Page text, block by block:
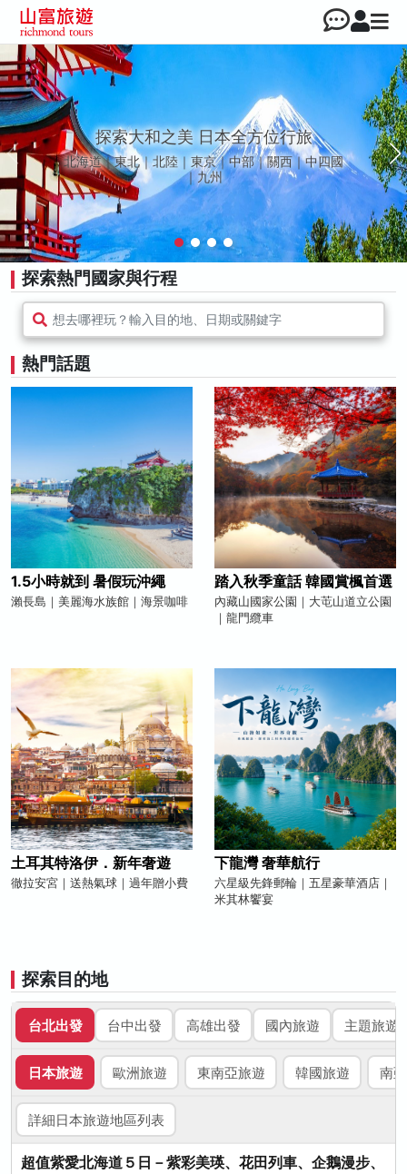
探索大和之美 日本全方位行旅
北海道｜東北｜北陸｜東京｜中部｜關西｜中四國
｜九州
探索熱門國家與行程
想去哪裡玩？輸入目的地、日期或關鍵字
熱門話題
1.5小時就到 暑假玩沖繩
瀨長島｜美麗海水族館｜海景咖啡
踏入秋季童話 韓國賞楓首選
內藏山國家公園｜大芚山道立公園
｜龍門纜車
土耳其特洛伊．新年奢遊
徹拉安宮｜送熱氣球｜過年贈小費
下龍灣 奢華航行
六星級先鋒郵輪｜五星豪華酒店｜
米其林饗宴
探索目的地
台北出發 台中出發 高雄出發 國內旅遊 主題旅遊
日本旅遊 歐洲旅遊 東南亞旅遊 韓國旅遊 南
詳細日本旅遊地區列表
超值紫愛北海道５日－紫彩美瑛、花田列車、企鵝漫步、